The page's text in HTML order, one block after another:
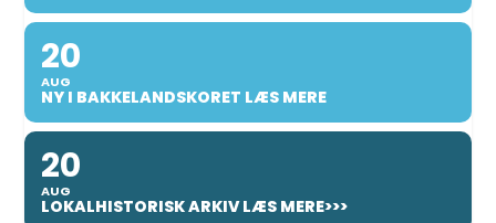
20
AUG
NY I BAKKELANDSKORET LÆS MERE
20
AUG
LOKALHISTORISK ARKIV LÆS MERE>>>